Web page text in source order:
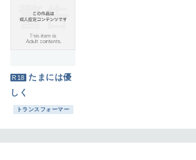
R18 たまには優
しく
トランスフォーマー